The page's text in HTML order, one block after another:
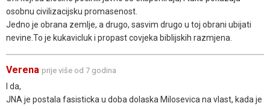
osobnu civilizacijsku promasenost.
Jedno je obrana zemlje, a drugo, sasvim drugo u toj obrani ubijati
nevine.To je kukavicluk i propast covjeka biblijskih razmjena.
Verena prije više od 7 godina
I da,
JNA je postala fasisticka u doba dolaska Milosevica na vlast, kada je